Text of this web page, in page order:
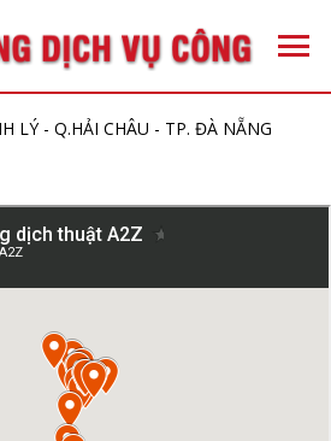
LÝ - Q.HẢI CHÂU - TP. ĐÀ NẴNG